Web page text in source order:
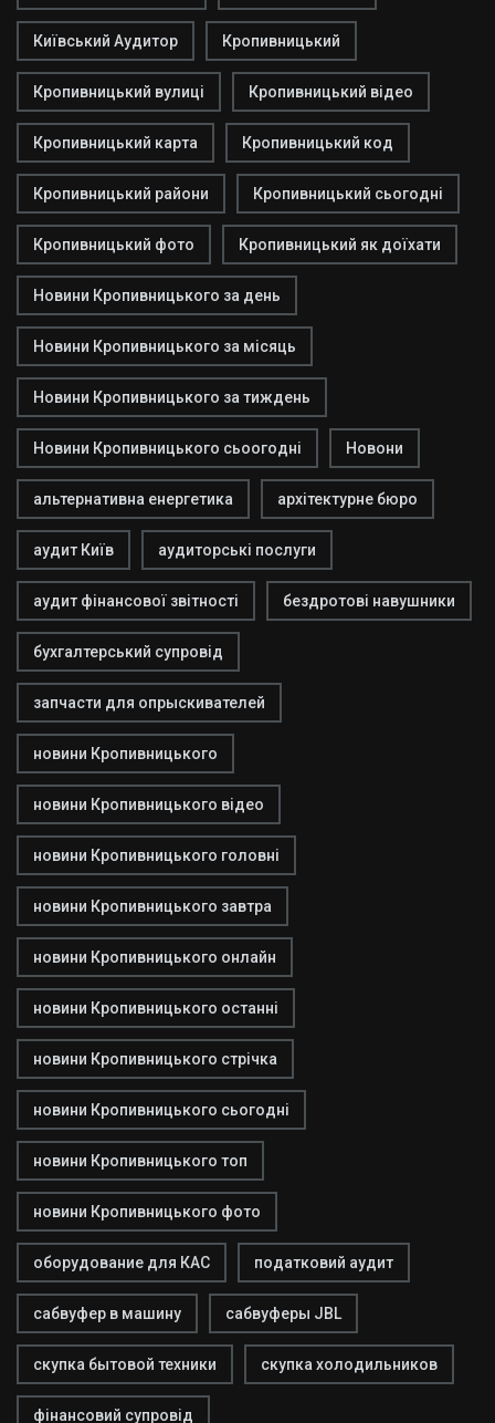
Київський Аудитор Кропивницький
Кропивницький вулиці Кропивницький відео
Кропивницький карта Кропивницький код
Кропивницький райони Кропивницький сьогодні
Кропивницький фото Кропивницький як доїхати
Новини Кропивницького за день
Новини Кропивницького за місяць
Новини Кропивницького за тиждень
Новини Кропивницького сьоогодні Новони
альтернативна енергетика архітектурне бюро
аудит Київ аудиторські послуги
аудит фінансової звітності бездротові навушники
бухгалтерський супровід
запчасти для опрыскивателей
новини Кропивницького
новини Кропивницького відео
новини Кропивницького головні
новини Кропивницького завтра
новини Кропивницького онлайн
новини Кропивницького останні
новини Кропивницького стрічка
новини Кропивницького сьогодні
новини Кропивницького топ
новини Кропивницького фото
оборудование для КАС податковий аудит
сабвуфер в машину сабвуферы JBL
скупка бытовой техники скупка холодильников
фінансовий супровід